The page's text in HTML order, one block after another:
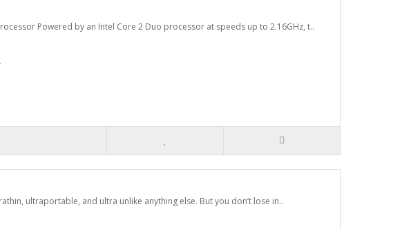
Powered by an Intel Core 2 Duo processor at speeds up to 2.16GHz, t..
ultraportable, and ultra unlike anything else. But you don’t lose in..